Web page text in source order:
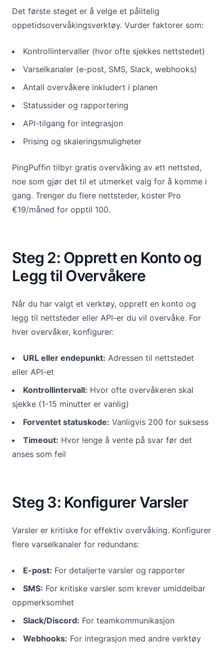
Det første steget er å velge et pålitelig
oppetidsovervåkingsverktøy. Vurder faktorer som:
Kontrollintervaller (hvor ofte sjekkes nettstedet)
Varselkanaler (e-post, SMS, Slack, webhooks)
Antall overvåkere inkludert i planen
Statussider og rapportering
API-tilgang for integrasjon
Prising og skaleringsmuligheter
PingPuffin tilbyr gratis overvåking av ett nettsted,
noe som gjør det til et utmerket valg for å komme i
gang. Trenger du flere nettsteder, koster Pro
€19/måned for opptil 100.
Steg 2: Opprett en Konto og
Legg til Overvåkere
Når du har valgt et verktøy, opprett en konto og
legg til nettsteder eller API-er du vil overvåke. For
hver overvåker, konfigurer:
URL eller endepunkt: Adressen til nettstedet
eller API-et
Kontrollintervall: Hvor ofte overvåkeren skal
sjekke (1-15 minutter er vanlig)
Forventet statuskode: Vanligvis 200 for suksess
Timeout: Hvor lenge å vente på svar før det
anses som feil
Steg 3: Konfigurer Varsler
Varsler er kritiske for effektiv overvåking. Konfigurer
flere varselkanaler for redundans:
E-post: For detaljerte varsler og rapporter
SMS: For kritiske varsler som krever umiddelbar
oppmerksomhet
Slack/Discord: For teamkommunikasjon
Webhooks: For integrasjon med andre verktøy